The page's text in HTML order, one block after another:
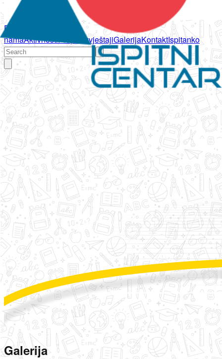
Početna
namaAktivnostiPropisi IzvještajiGalerijaKontaktIspitanko
Galerija